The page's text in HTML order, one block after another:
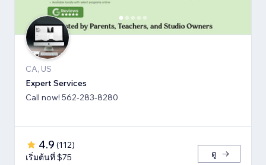
CA, US
Expert Services
Call now! 562-283-8280
4.9 (112)
เริ่มต้นที่ $75
ดู